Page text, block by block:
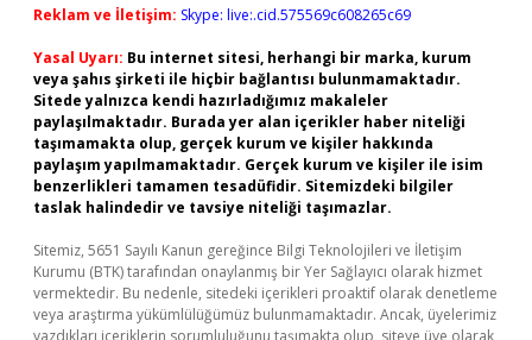
Reklam ve İletişim: Skype: live:.cid.575569c608265c69
Yasal Uyarı: Bu internet sitesi, herhangi bir marka, kurum
veya şahıs şirketi ile hiçbir bağlantısı bulunmamaktadır.
Sitede yalnızca kendi hazırladığımız makaleler
paylaşılmaktadır. Burada yer alan içerikler haber niteliği
taşımamakta olup, gerçek kurum ve kişiler hakkında
paylaşım yapılmamaktadır. Gerçek kurum ve kişiler ile isim
benzerlikleri tamamen tesadüfidir. Sitemizdeki bilgiler
taslak halindedir ve tavsiye niteliği taşımazlar.
Sitemiz, 5651 Sayılı Kanun gereğince Bilgi Teknolojileri ve İletişim
Kurumu (BTK) tarafından onaylanmış bir Yer Sağlayıcı olarak hizmet
vermektedir. Bu nedenle, sitedeki içerikleri proaktif olarak denetleme
veya araştırma yükümlülüğümüz bulunmamaktadır. Ancak, üyelerimiz
yazdıkları içeriklerin sorumluluğunu taşımakta olup, siteye üye olarak